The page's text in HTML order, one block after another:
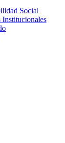
Social
Institucionales